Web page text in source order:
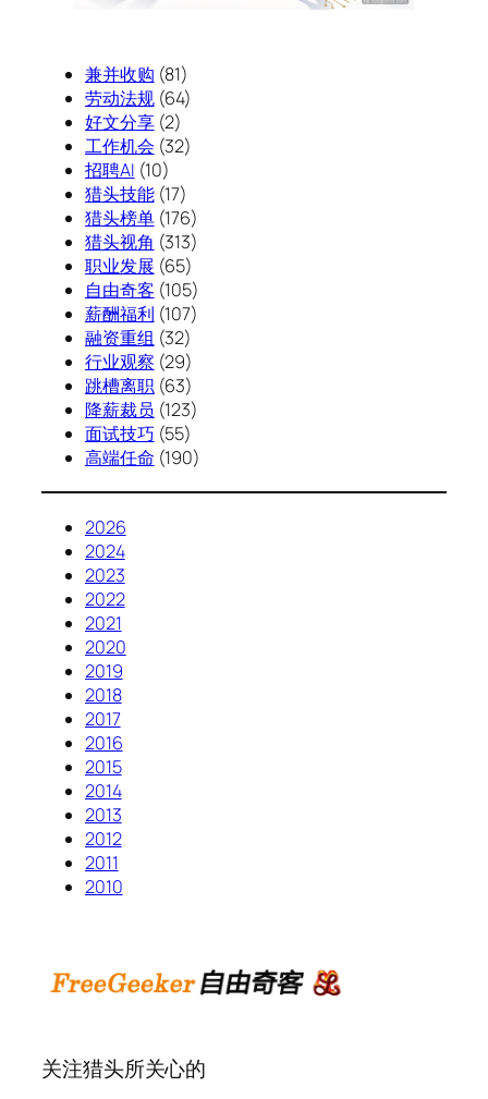
兼并收购 (81)
劳动法规(64)
好文分享(2)
工作机会 (32)
招聘AI (10)
猎头技能(17)
猎头榜单(176)
猎头视角 (313)
职业发展 (65)
自由奇客 (105)
薪酬福利 (107)
融资重组 (32)
行业观察 (29)
跳槽离职(63)
降薪裁员 (123)
面试技巧 (55)
高端任命 (190)
2026
2024
2023
2022
2021
2020
2019
2018
2017
2016
2015
2014
2013
2012
2011
2010
关注猎头所关心的